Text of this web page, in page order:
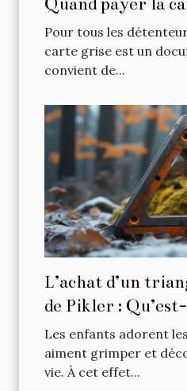
Pour tous les
carte grise est un
convient de...
L’achat d’un
de Pikler :
devez vérifier a
Les enfants adorent
aiment grimper et
vie. À cet effet...